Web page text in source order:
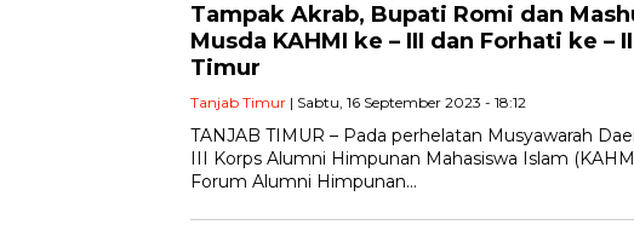
Tampak Akrab, Bupati Romi dan
Musda KAHMI ke – III dan Forhati ke –
Timur
Tanjab Timur | Sabtu, 16 September 2023 - 18:12
TANJAB TIMUR – Pada perhelatan Musyawarah
III Korps Alumni Himpunan Mahasiswa Islam
Forum Alumni Himpunan…